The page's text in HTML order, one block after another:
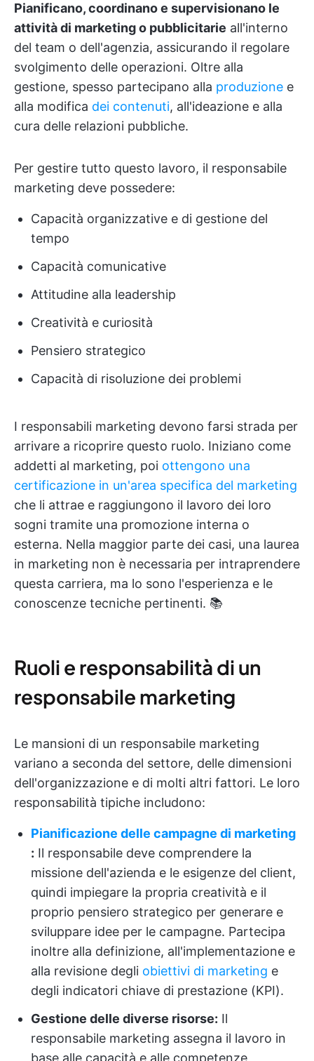
Pianificano, coordinano e supervisionano le
attività di marketing o pubblicitarie all'interno
del team o dell'agenzia, assicurando il regolare
svolgimento delle operazioni. Oltre alla
gestione, spesso partecipano alla produzione e
alla modifica dei contenuti, all'ideazione e alla
cura delle relazioni pubbliche.
Per gestire tutto questo lavoro, il responsabile
marketing deve possedere:
Capacità organizzative e di gestione del
tempo
Capacità comunicative
Attitudine alla leadership
Creatività e curiosità
Pensiero strategico
Capacità di risoluzione dei problemi
I responsabili marketing devono farsi strada per
arrivare a ricoprire questo ruolo. Iniziano come
addetti al marketing, poi ottengono una
certificazione in un'area specifica del marketing
che li attrae e raggiungono il lavoro dei loro
sogni tramite una promozione interna o
esterna. Nella maggior parte dei casi, una laurea
in marketing non è necessaria per intraprendere
questa carriera, ma lo sono l'esperienza e le
conoscenze tecniche pertinenti. 📚
Ruoli e responsabilità di un
responsabile marketing
Le mansioni di un responsabile marketing
variano a seconda del settore, delle dimensioni
dell'organizzazione e di molti altri fattori. Le loro
responsabilità tipiche includono:
Pianificazione delle campagne di marketing
: Il responsabile deve comprendere la
missione dell'azienda e le esigenze del client,
quindi impiegare la propria creatività e il
proprio pensiero strategico per generare e
sviluppare idee per le campagne. Partecipa
inoltre alla definizione, all'implementazione e
alla revisione degli obiettivi di marketing e
degli indicatori chiave di prestazione (KPI).
Gestione delle diverse risorse: Il
responsabile marketing assegna il lavoro in
base alle capacità e alle competenze